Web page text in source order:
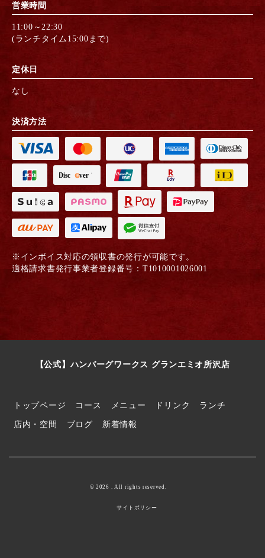
営業時間
11:00～22:30
(ランチタイム15:00まで)
定休日
なし
決済方法
※インボイス対応の領収書の発行が可能です。
適格請求書発行事業者登録番号：T1010001026001
【公式】ハンバーグワークス グランエミオ所沢店
トップページ コース メニュー ドリンク ランチ
店内・空間 ブログ 新着情報
© 2026 . All rights reserved.
サイトポリシー